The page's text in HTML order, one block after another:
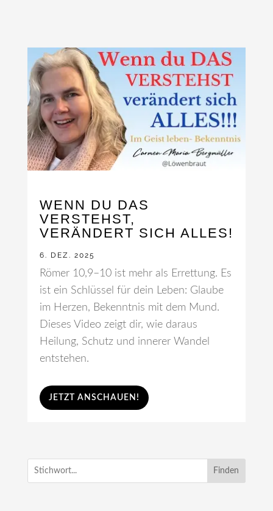
WENN DU DAS
VERSTEHST,
VERÄNDERT SICH ALLES!
6. DEZ. 2025
Römer 10,9–10 ist mehr als Errettung. Es
ist ein Schlüssel für dein Leben: Glaube
im Herzen, Bekenntnis mit dem Mund.
Dieses Video zeigt dir, wie daraus
Heilung, Schutz und innerer Wandel
entstehen.
JETZT ANSCHAUEN!
Finden